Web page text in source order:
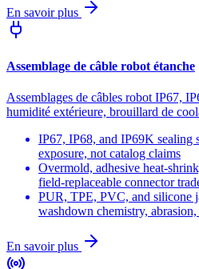
En savoir plus
Assemblage de câble robot étanche
Assemblages de câbles robot IP67,
humidité extérieure, brouillard de
IP67, IP68, and IP69K sealing
exposure, not catalog claims
Overmold, adhesive heat-
field-replaceable connector
PUR, TPE, PVC, and silicone
washdown chemistry,
En savoir plus